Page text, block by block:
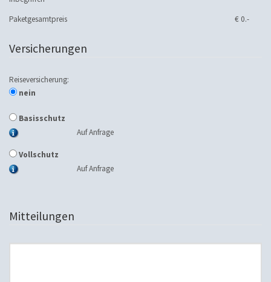
Paketgesamtpreis
€ 0.-
Versicherungen
Reiseversicherung:
nein
Basisschutz
Auf Anfrage
Vollschutz
Auf Anfrage
Mitteilungen